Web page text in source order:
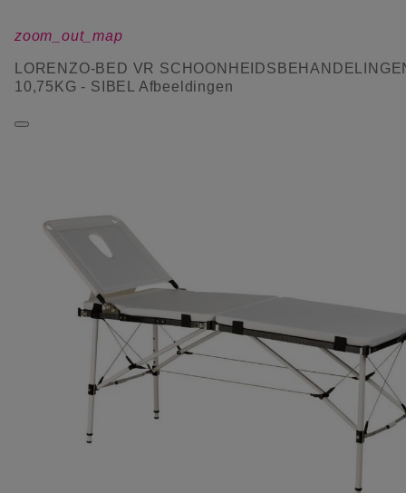
zoom_out_map
LORENZO-BED VR
10,75KG - SIBEL Afbeeldingen